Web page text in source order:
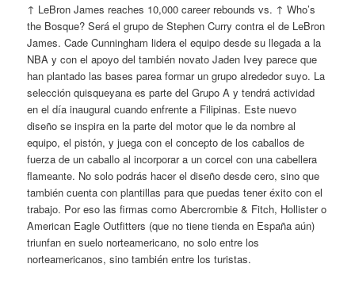
↑ LeBron James reaches 10,000 career rebounds vs. ↑ Who’s
the Bosque? Será el grupo de Stephen Curry contra el de LeBron
James. Cade Cunningham lidera el equipo desde su llegada a la
NBA y con el apoyo del también novato Jaden Ivey parece que
han plantado las bases parea formar un grupo alrededor suyo. La
selección quisqueyana es parte del Grupo A y tendrá actividad
en el día inaugural cuando enfrente a Filipinas. Este nuevo
diseño se inspira en la parte del motor que le da nombre al
equipo, el pistón, y juega con el concepto de los caballos de
fuerza de un caballo al incorporar a un corcel con una cabellera
flameante. No solo podrás hacer el diseño desde cero, sino que
también cuenta con plantillas para que puedas tener éxito con el
trabajo. Por eso las firmas como Abercrombie & Fitch, Hollister o
American Eagle Outfitters (que no tiene tienda en España aún)
triunfan en suelo norteamericano, no solo entre los
norteamericanos, sino también entre los turistas.